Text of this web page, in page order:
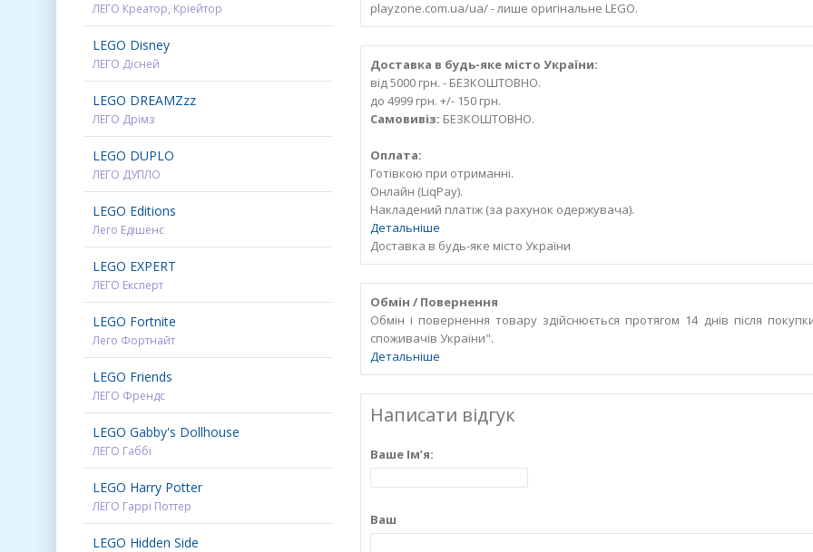
ЛЕГО Креатор, Кріейтор
LEGO Disney
ЛЕГО Дісней
LEGO DREAMZzz
ЛЕГО Дрімз
LEGO DUPLO
ЛЕГО ДУПЛО
LEGO Editions
Лего Едішенс
LEGO EXPERT
ЛЕГО Експерт
LEGO Fortnite
Лего Фортнайт
LEGO Friends
ЛЕГО Френдс
LEGO Gabby's Dollhouse
ЛЕГО Габбі
LEGO Harry Potter
ЛЕГО Гаррі Поттер
LEGO Hidden Side
playzone.com.ua/ua/ - лише оригінальне LEGO.
Доставка в будь-яке місто України:
від 5000 грн. - БЕЗКОШТОВНО.
до 4999 грн. +/- 150 грн.
Самовивіз: БЕЗКОШТОВНО.
Оплата:
Готівкою при отриманні.
Онлайн (LiqPay).
Накладений платіж (за рахунок одержувача).
Детальніше
Доставка в будь-яке місто України
Обмін / Повернення
Обмін і повернення товару здійснюється протягом 14 днів після
споживачів України".
Детальніше
Написати відгук
Ваше Ім’я:
Ваш